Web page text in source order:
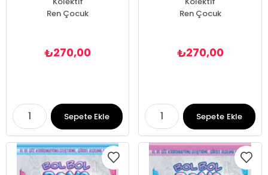
Ren Çocuk
₺270,00
Sepete Ekle
Ren Çocuk
₺270,00
Sepete Ekle